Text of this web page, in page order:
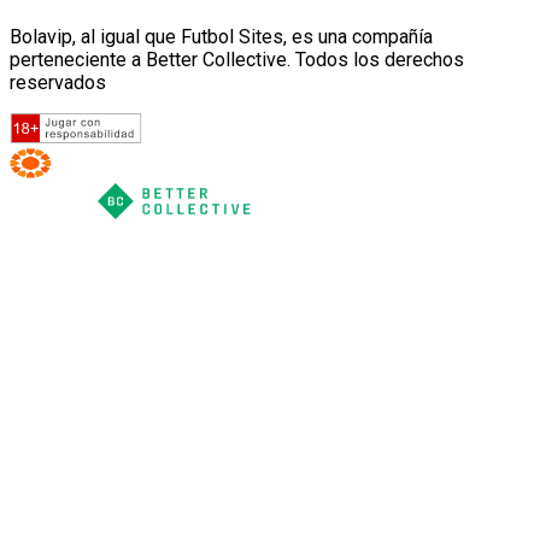
Bolavip, al igual que Futbol Sites, es una compañía
perteneciente a Better Collective. Todos los derechos
reservados